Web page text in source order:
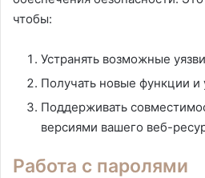
чтобы:
Устранять возможные
Получать новые функции и
Поддерживать
версиями вашего веб-
Работа с паролями